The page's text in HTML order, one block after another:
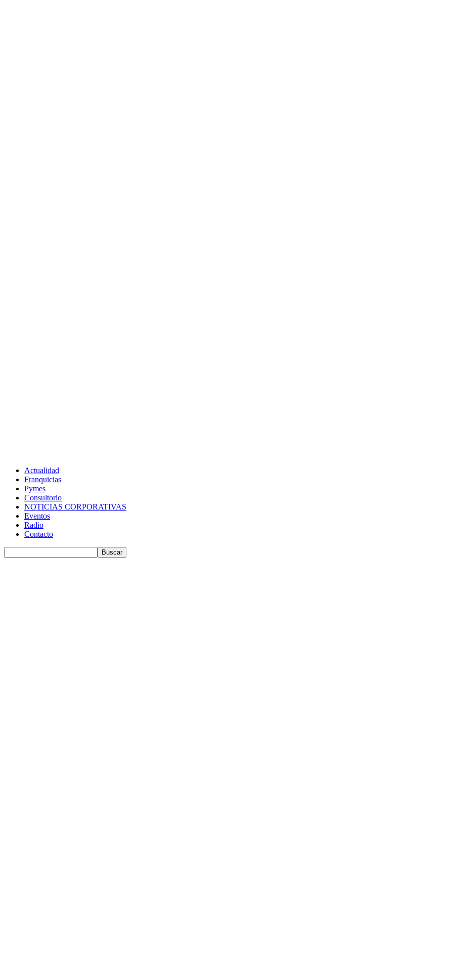
Actualidad
Franquicias
Pymes
Consultorio
NOTICIAS CORPORATIVAS
Eventos
Radio
Contacto